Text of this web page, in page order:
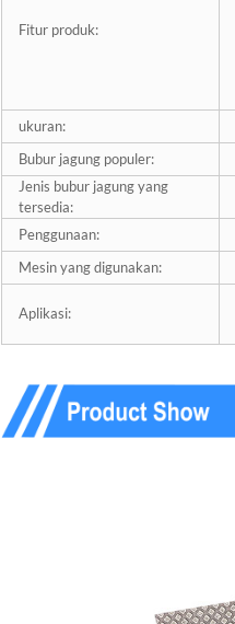
Fitur produk:
ukuran:
Bubur jagung populer:
Jenis bubur jagung yang
tersedia:
Penggunaan:
Mesin yang digunakan:
Aplikasi: